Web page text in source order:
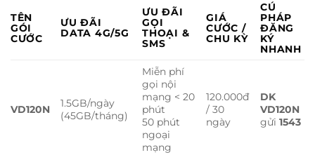
TÊN
GÓI
CƯỚC
ƯU ĐÃI
DATA 4G/5G
ƯU ĐÃI
GỌI
THOẠI &
SMS
GIÁ
CƯỚC /
CHU KỲ
CÚ
PHÁP
ĐĂNG
KÝ
NHANH
VD120N
1.5GB/ngày
(45GB/tháng)
Miễn phí
gọi nội
mạng < 20
phút
50 phút
ngoại
mạng
120.000đ
/ 30
ngày
DK
VD120N
gửi1543